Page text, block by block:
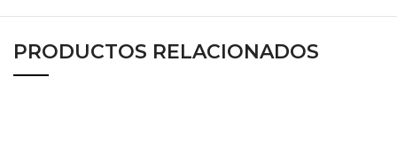
PRODUCTOS RELACIONADOS